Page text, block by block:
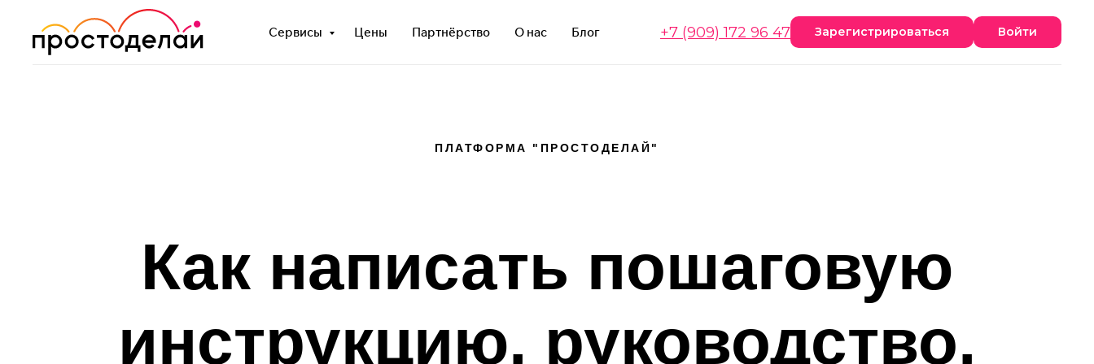
Сервисы Цены Партнёрство О нас Блог +7 (909) 172 96 47 Зарегистрироваться Войти
ПЛАТФОРМА "ПРОСТОДЕЛАЙ"
Как написать пошаговую
инструкцию, руководство,